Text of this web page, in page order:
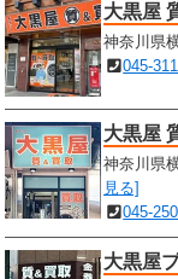
大黒屋
神奈川県
045-
大黒屋
神奈川県
見る]
045-
大黒屋